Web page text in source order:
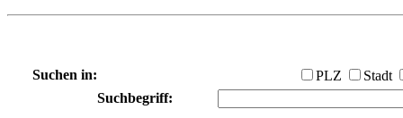
Suchen in: PLZ
Stadt
Suchbegriff: